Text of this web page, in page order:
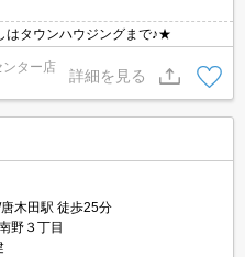
はタウンハウジングまで♪★
ンター店
詳細を見る
木田駅 徒歩25分
野３丁目